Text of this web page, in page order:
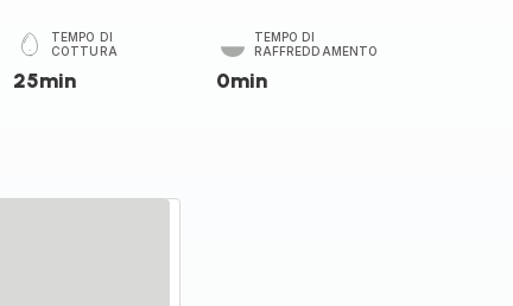
TEMPO DI
COTTURA
25min
TEMPO DI
RAFFREDDAMENTO
0min